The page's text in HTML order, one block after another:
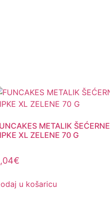
METALIK ŠEĆERNE
XL ZELENE 70 G
€
u košaricu